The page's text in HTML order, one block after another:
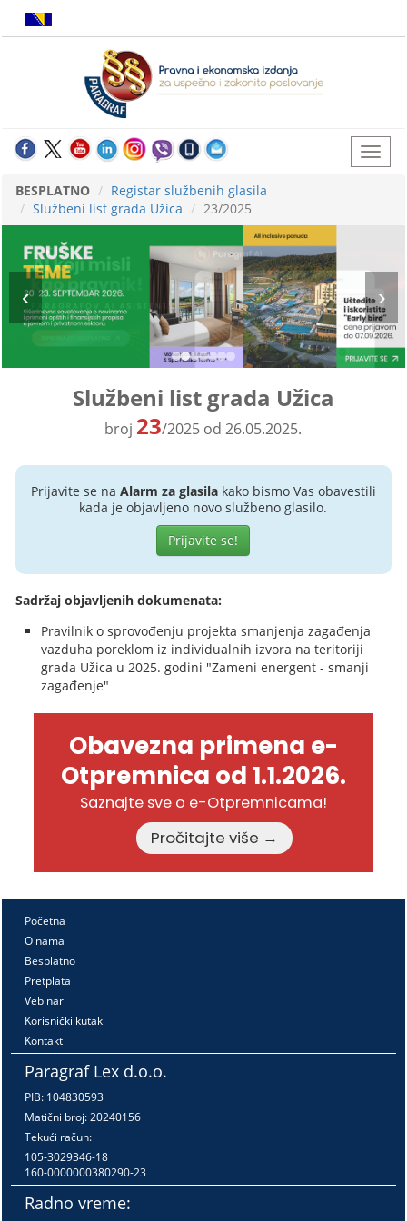
BESPLATNO
Registar službenih glasila
Službeni list grada Užica
23/2025
Službeni list grada Užica
broj 23/2025 od 26.05.2025.
Prijavite se na Alarm za glasilakako bismo Vas obavestili
kada je objavljeno novo službeno glasilo.
Prijavite se!
Sadržaj objavljenih dokumenata:
Pravilnik o sprovođenju projekta smanjenja zagađenja
vazduha poreklom iz individualnih izvora na teritoriji
grada Užica u 2025. godini "Zameni energent - smanji
zagađenje"
Obavezna primena e-
Otpremnica od 1.1.2026.
Saznajte sve o e-Otpremnicama!
Pročitajte više →
Početna
O nama
Besplatno
Pretplata
Vebinari
Korisnički kutak
Kontakt
Paragraf Lex d.o.o.
PIB: 104830593
Matični broj: 20240156
Tekući račun:
105-3029346-18
160-0000000380290-23
Radno vreme: